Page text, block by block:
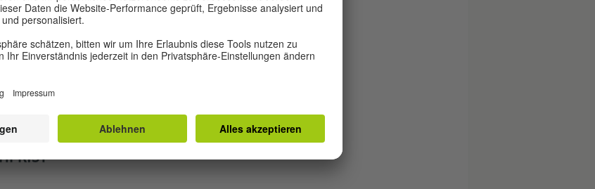
hilft, auch Kleinkinder an die deutsche Sprache
Wörtern und Liedern. Es gibt drei Stufen, die an den
6 Monaten.